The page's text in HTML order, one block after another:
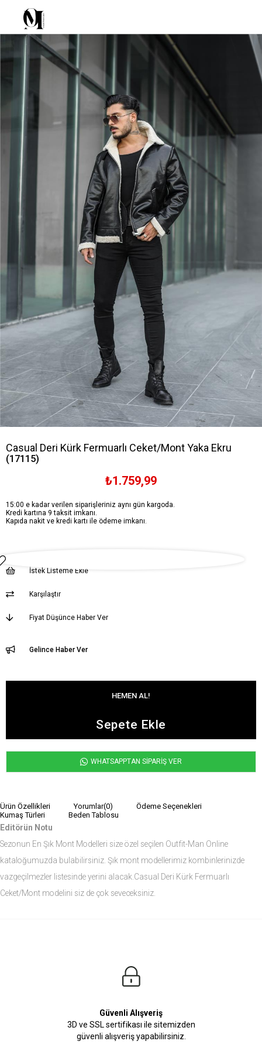
Casual Deri Kürk Fermuarlı Ceket/Mont Yaka Ekru
(17115)
₺1.759,99
15:00 e kadar verilen siparişleriniz aynı gün kargoda.
Kredi kartına 9 taksit imkanı.
Kapıda nakit ve kredi kartı ile ödeme imkanı.
İstek Listeme Ekle
Karşılaştır
Fiyat Düşünce Haber Ver
Gelince Haber Ver
WHATSAPPTAN SİPARİŞ VER
Ürün Özellikleri Yorumlar(0)
Ödeme Seçenekleri
Kumaş Türleri
Beden Tablosu
Editörün Notu
Sezonun En Şık Mont Modelleri size özel seçilen Outfit-Man Online
kataloğumuzda bulabilirsiniz. Şık mont modellerimiz kombinlerinizde
vazgeçilmezler listesinde yerini alacak.Casual Deri Kürk Fermuarlı
Ceket/Mont modelini siz de çok seveceksiniz.
Manken Bedenleri Üst Grup M, Alt Grup 33 Beden ( Medium )
Güvenli Alışveriş
3D ve SSL sertifikası ile sitemizden
güvenli alışveriş yapabilirsiniz.